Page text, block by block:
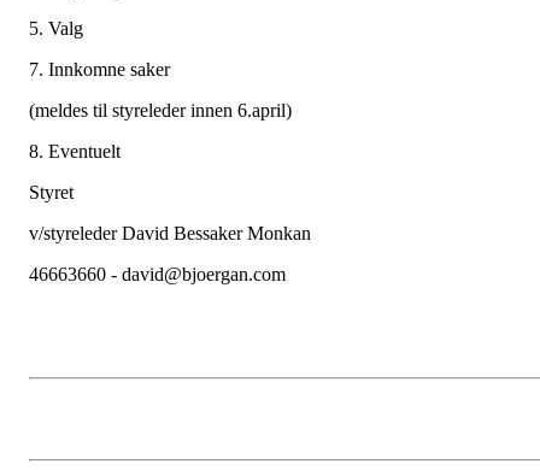
5. Valg
7. Innkomne saker
(meldes til styreleder innen 6.april)
8. Eventuelt
Styret
v/styreleder David Bessaker Monkan
46663660 - david@bjoergan.com